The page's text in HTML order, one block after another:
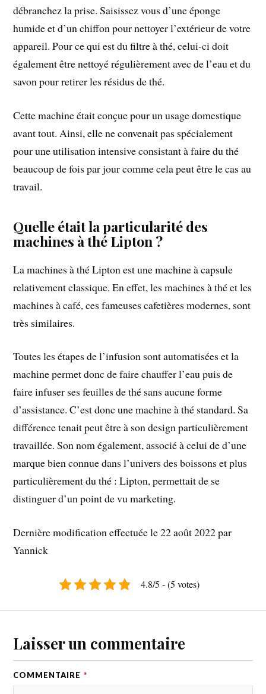
débranchez la prise. Saisissez vous d’une éponge
humide et d’un chiffon pour nettoyer l’extérieur de votre
appareil. Pour ce qui est du filtre à thé, celui-ci doit
également être nettoyé régulièrement avec de l’eau et du
savon pour retirer les résidus de thé.
Cette machine était conçue pour un usage domestique
avant tout. Ainsi, elle ne convenait pas spécialement
pour une utilisation intensive consistant à faire du thé
beaucoup de fois par jour comme cela peut être le cas au
travail.
Quelle était la particularité des
machines à thé Lipton ?
La machines à thé Lipton est une machine à capsule
relativement classique. En effet, les machines à thé et les
machines à café, ces fameuses cafetières modernes, sont
très similaires.
Toutes les étapes de l’infusion sont automatisées et la
machine permet donc de faire chauffer l’eau puis de
faire infuser ses feuilles de thé sans aucune forme
d’assistance. C’est donc une machine à thé standard. Sa
différence tenait peut être à son design particulièrement
travaillée. Son nom également, associé à celui de d’une
marque bien connue dans l’univers des boissons et plus
particulièrement du thé : Lipton, permettait de se
distinguer d’un point de vu marketing.
Dernière modification effectuée le 22 août 2022 par
Yannick
4.8/5 - (5 votes)
Laisser un commentaire
COMMENTAIRE *